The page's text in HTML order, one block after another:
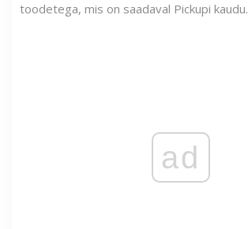
toodetega, mis on saadaval Pickupi kaudu.
ad